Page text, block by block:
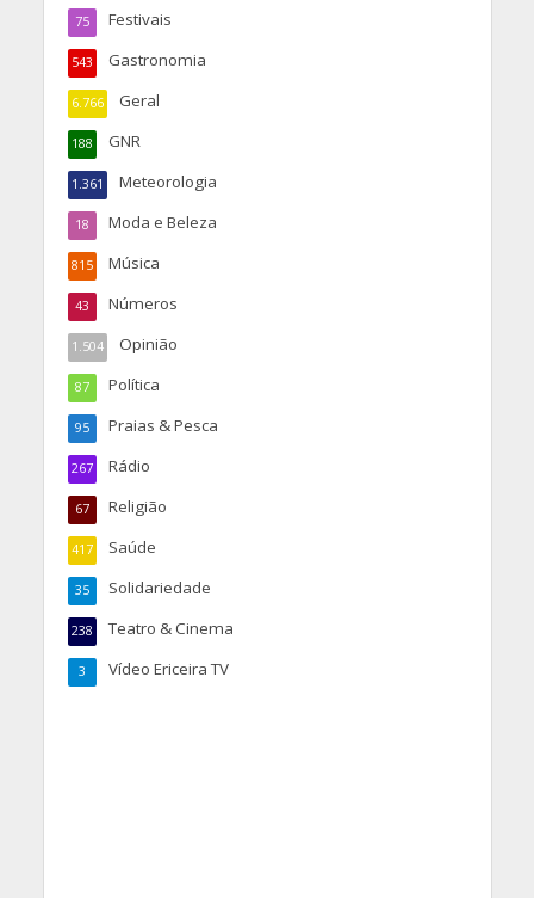
Festivais
75
Gastronomia
543
Geral
6.766
GNR
188
Meteorologia
1.361
Moda e Beleza
18
Música
815
Números
43
Opinião
1.504
Política
87
Praias & Pesca
95
Rádio
267
Religião
67
Saúde
417
Solidariedade
35
Teatro & Cinema
238
Vídeo Ericeira TV
3